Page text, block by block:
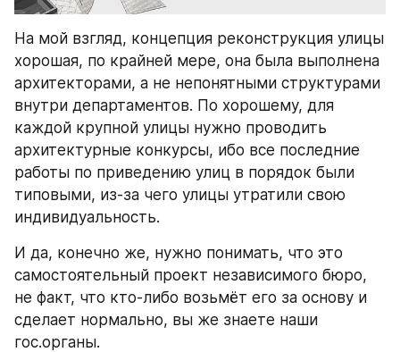
На мой взгляд, концепция реконструкция улицы
хорошая, по крайней мере, она была выполнена
архитекторами, а не непонятными структурами
внутри департаментов. По хорошему, для
каждой крупной улицы нужно проводить
архитектурные конкурсы, ибо все последние
работы по приведению улиц в порядок были
типовыми, из-за чего улицы утратили свою
индивидуальность.
И да, конечно же, нужно понимать, что это
самостоятельный проект независимого бюро,
не факт, что кто-либо возьмёт его за основу и
сделает нормально, вы же знаете наши
гос.органы.